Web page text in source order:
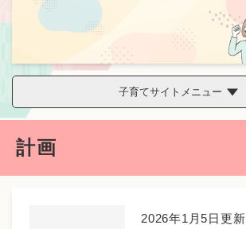
子育てサイトメニュー
計画
2026年1月5日更新